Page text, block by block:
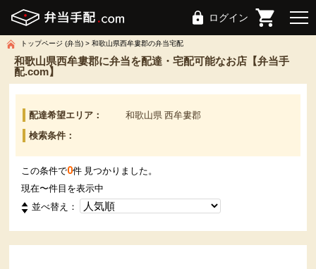
ログイン
トップページ (弁当) 和歌山県西牟婁郡の弁当宅配
和歌山県西牟婁郡に弁当を配達・宅配可能なお店【弁当手
配.com】
配達希望エリア：
和歌山県 西牟婁郡
検索条件：
この条件で0件 見つかりました。
現在〜件目を表示中
並べ替え：